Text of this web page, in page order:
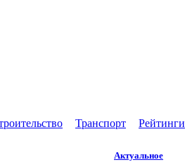
Транспорт Рейтинги
Актуальное